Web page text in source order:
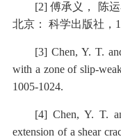
[2] 傅承义， 陈
北京： 科学出版社，
[3] Chen, Y. T.
with a zone of slip-
1005-1024.
[4] Chen, Y. T.
extension of a shear